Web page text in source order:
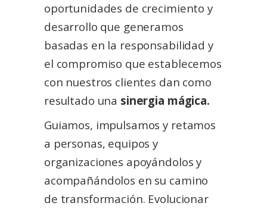
oportunidades de crecimiento y
desarrollo que generamos
basadas en la responsabilidad y
el compromiso que establecemos
con nuestros clientes dan como
resultado una sinergia mágica.
Guiamos, impulsamos y retamos
a personas, equipos y
organizaciones apoyándolos y
acompañándolos en su camino
de transformación. Evolucionar